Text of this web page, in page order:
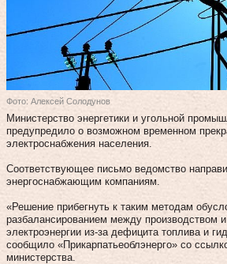
Фото: Алексей Солодунов
Министерство энергетики и угольной
предупредило о возможном временном
электроснабжения населения.
Соответствующее письмо ведомство
энергоснабжающим компаниям.
«Решение прибегнуть к таким методам
разбалансированием между производством
электроэнергии из-за дефицита топлива и
сообщило «Прикарпатьеоблэнерго» со
министерства.